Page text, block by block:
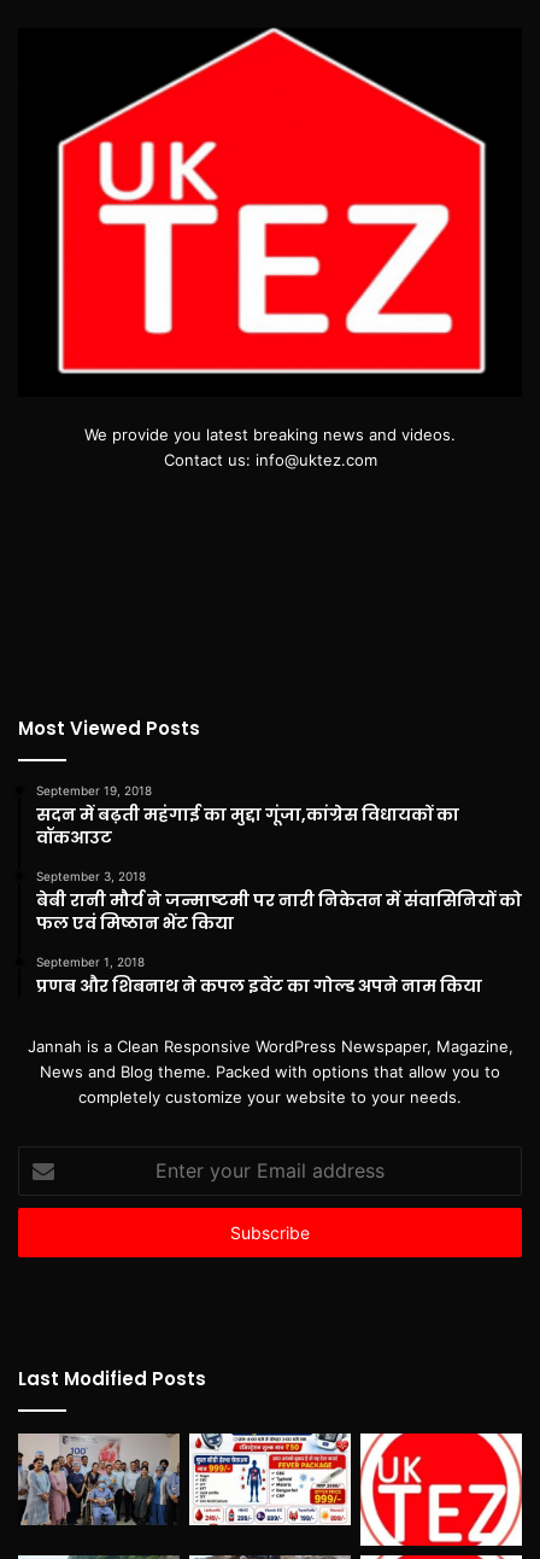
We provide you latest breaking news and videos.
Contact us: info@uktez.com
Most Viewed Posts
September 19, 2018
सदन में बढ़ती महंगाई का मुद्दा गूंजा,कांग्रेस विधायकों का
वॉकआउट
September 3, 2018
बेबी रानी मौर्य ने जन्माष्टमी पर नारी निकेतन में संवासिनियों को
फल एवं मिष्ठान भेंट किया
September 1, 2018
प्रणब और शिबनाथ ने कपल इवेंट का गोल्ड अपने नाम किया
Jannah is a Clean Responsive WordPress Newspaper, Magazine,
News and Blog theme. Packed with options that allow you to
completely customize your website to your needs.
Enter
your
Email
Last Modified Posts